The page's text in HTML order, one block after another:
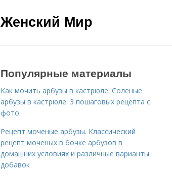
Женский Мир
Популярные материалы
Как мочить арбузы в кастрюле. Соленые
арбузы в кастрюле: 3 пошаговых рецепта с
фото
Рецепт моченые арбузы. Классический
рецепт моченых в бочке арбузов в
домашних условиях и различные варианты
добавок